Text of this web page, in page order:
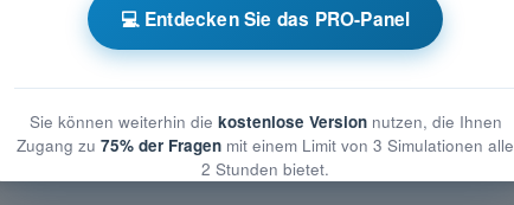
Luftfahrzeugkunde💻 Entdecken Sie das PRO-Panel
Sie können weiterhin die kostenlose Versionnutzen, die Ihnen
Zugang zu 75% der Fragen mit einem Limit von 3 Simulationen alle
2 Stunden bietet.